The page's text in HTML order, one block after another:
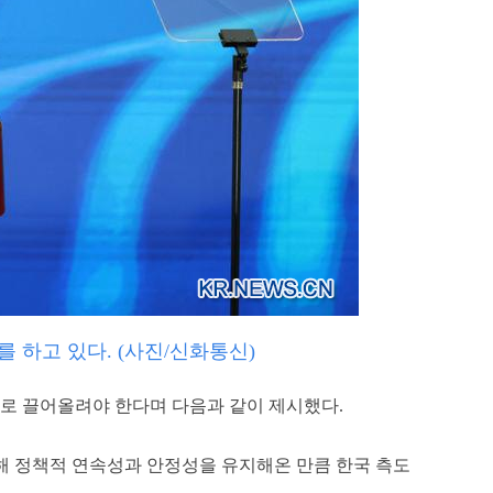
하고 있다. (사진/신화통신)
끌어올려야 한다며 다음과 같이 제시했다.
정책적 연속성과 안정성을 유지해온 만큼 한국 측도